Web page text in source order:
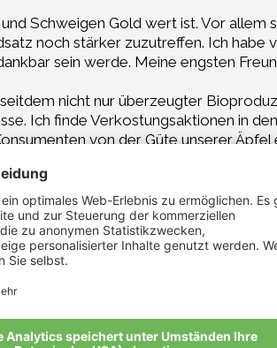
Schweigen Gold wert ist. Vor allem
noch stärker zuzutreffen. Ich habe
sein werde. Meine engsten
nicht nur überzeugter
Ich finde Verkostungsaktionen in
von der Güte unserer
der auf eher trockenen
mit den Konsumenten, kann man
ausgestattet sind, kann das
wert. Sobald das
durch die Tropfberegnung berieselt
lässt. Die Natur hat
für den Biobauer anvertraute